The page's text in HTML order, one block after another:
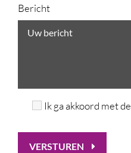
Bericht
Ik ga akkoord met de
VERSTUREN